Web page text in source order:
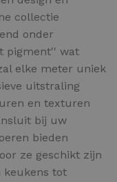
collectie
onder
pigment'' wat
elke meter uniek
uitstraling
en texturen
bij uw
bieden
ze geschikt zijn
keukens tot